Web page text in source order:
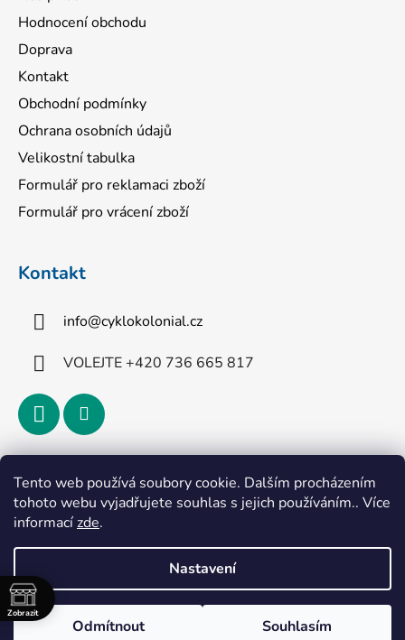
Tento web používá soubory cookie. Dalším procházením
tohoto webu vyjadřujete souhlas s jejich používáním.. Více
informacízde.
Nastavení
Odmítnout Souhlasím
Hodnocení obchodu
Doprava
Kontakt
Obchodní podmínky
Ochrana osobních údajů
Velikostní tabulka
Formulář pro reklamaci zboží
Formulář pro vrácení zboží
Kontakt
info@cyklokolonial.cz
VOLEJTE +420 736 665 817
Přijímáme online platby
Vytvořil Shoptet
Copyright 2026
. Všechna práva
Zobrazit